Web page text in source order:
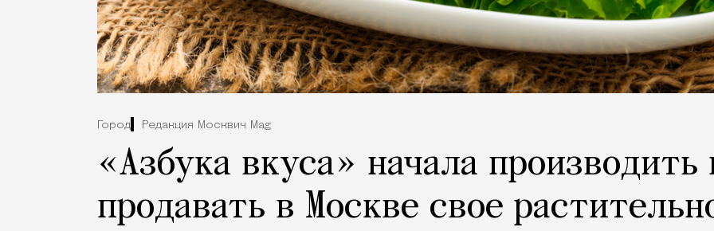
Город Редакция Москвич Mag
«Азбука вкуса» начала производить
продавать в Москве свое